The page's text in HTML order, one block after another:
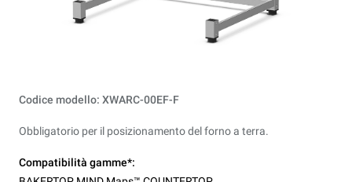
Codice modello: XWARC-00EF-F
Obbligatorio per il posizionamento del forno a terra.
Compatibilità gamme*: